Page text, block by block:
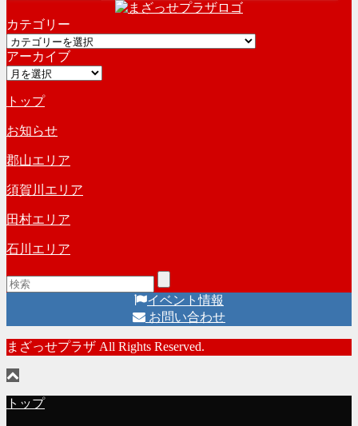
カ
イ
ブ
カテゴリー
カ
テ
ゴ
ー
アーカイブ
ア
カ
イ
ブ
トップ
お知らせ
郡山エリア
須賀川エリア
田村エリア
石川エリア
イベント情報
お問い合わせ
まざっせプラザ All Rights Reserved.
トップ